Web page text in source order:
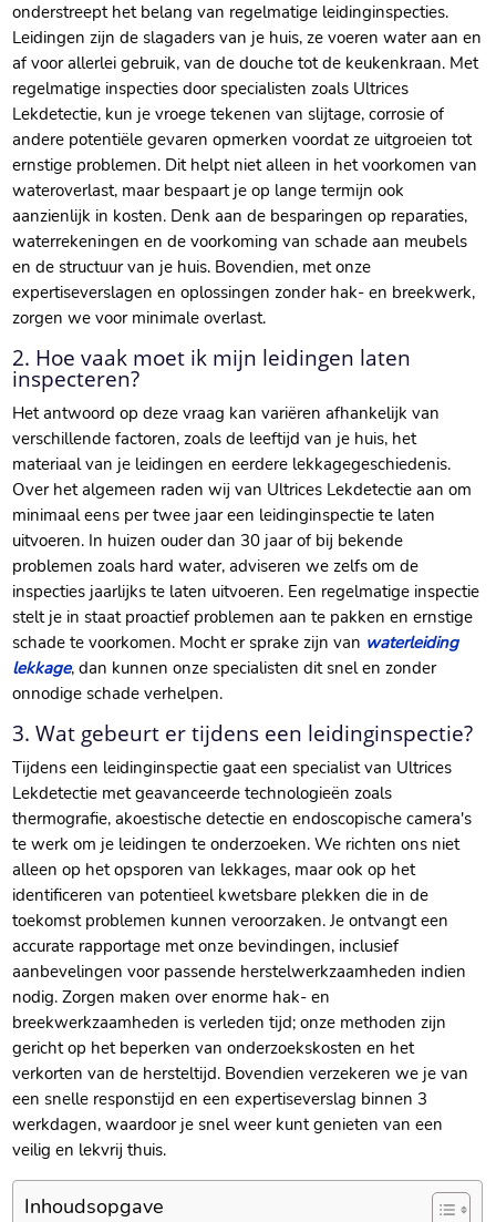
onderstreept het belang van regelmatige leidinginspecties.​
Leidingen zijn de slagaders van je huis, ze voeren water aan en
af voor allerlei gebruik, van de douche tot de keukenkraan.​ Met
regelmatige inspecties door specialisten zoals Ultrices
Lekdetectie, kun je vroege tekenen van slijtage, corrosie of
andere potentiële gevaren opmerken voordat ze uitgroeien tot
ernstige problemen.​ Dit helpt niet alleen in het voorkomen van
wateroverlast, maar bespaart je op lange termijn ook
aanzienlijk in kosten.​ Denk aan de besparingen op reparaties,
waterrekeningen en de voorkoming van schade aan meubels
en de structuur van je huis.​ Bovendien, met onze
expertiseverslagen en oplossingen zonder hak- en breekwerk,
zorgen we voor minimale overlast.​
2.​ Hoe vaak moet ik mijn leidingen laten
inspecteren?
Het antwoord op deze vraag kan variëren afhankelijk van
verschillende factoren, zoals de leeftijd van je huis, het
materiaal van je leidingen en eerdere lekkagegeschiedenis.​
Over het algemeen raden wij van Ultrices Lekdetectie aan om
minimaal eens per twee jaar een leidinginspectie te laten
uitvoeren.​ In huizen ouder dan 30 jaar of bij bekende
problemen zoals hard water, adviseren we zelfs om de
inspecties jaarlijks te laten uitvoeren.​ Een regelmatige inspectie
stelt je in staat proactief problemen aan te pakken en ernstige
schade te voorkomen.​ Mocht er sprake zijn van waterleiding
lekkage, dan kunnen onze specialisten dit snel en zonder
onnodige schade verhelpen.​
3.​ Wat gebeurt er tijdens een leidinginspectie?
Tijdens een leidinginspectie gaat een specialist van Ultrices
Lekdetectie met geavanceerde technologieën zoals
thermografie, akoestische detectie en endoscopische camera's
te werk om je leidingen te onderzoeken.​ We richten ons niet
alleen op het opsporen van lekkages, maar ook op het
identificeren van potentieel kwetsbare plekken die in de
toekomst problemen kunnen veroorzaken.​ Je ontvangt een
accurate rapportage met onze bevindingen, inclusief
aanbevelingen voor passende herstelwerkzaamheden indien
nodig.​ Zorgen maken over enorme hak- en
breekwerkzaamheden is verleden tijd; onze methoden zijn
gericht op het beperken van onderzoekskosten en het
verkorten van de hersteltijd.​ Bovendien verzekeren we je van
een snelle responstijd en een expertiseverslag binnen 3
werkdagen, waardoor je snel weer kunt genieten van een
veilig en lekvrij thuis.​
Inhoudsopgave